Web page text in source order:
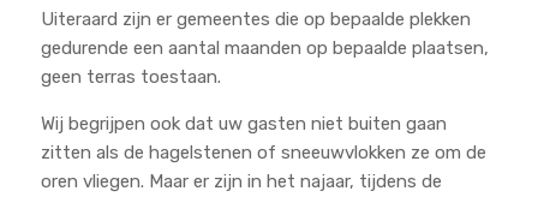
Uiteraard zijn er gemeentes die op bepaalde plekken
gedurende een aantal maanden op bepaalde plaatsen,
geen terras toestaan.
Wij begrijpen ook dat uw gasten niet buiten gaan
zitten als de hagelstenen of sneeuwvlokken ze om de
oren vliegen. Maar er zijn in het najaar, tijdens de